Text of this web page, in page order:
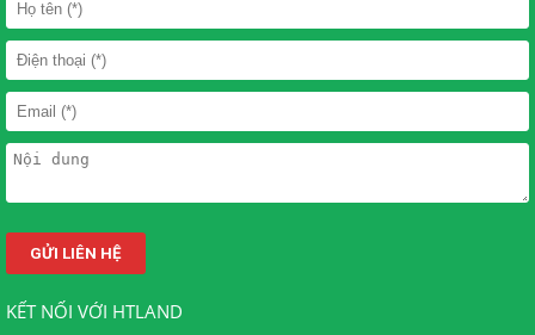
KẾT NỐI VỚI HTLAND